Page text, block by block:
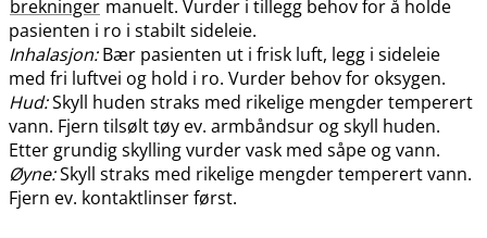
brekninger manuelt. Vurder i tillegg behov for å holde
pasienten i ro i stabilt sideleie.
Inhalasjon:Bær pasienten ut i frisk luft, legg i sideleie
med fri luftvei og hold i ro. Vurder behov for oksygen.
Hud:Skyll huden straks med rikelige mengder temperert
vann. Fjern tilsølt tøy ev. armbåndsur og skyll huden.
Etter grundig skylling vurder vask med såpe og vann.
Øyne:Skyll straks med rikelige mengder temperert vann.
Fjern ev. kontaktlinser først.